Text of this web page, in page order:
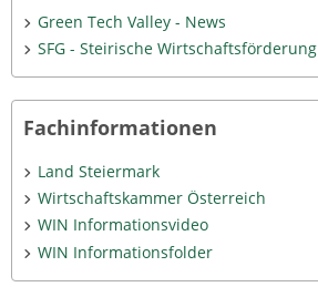
Green Tech Valley - News
SFG - Steirische Wirtschaftsförderung
Fachinformationen
Land Steiermark
Wirtschaftskammer Österreich
WIN Informationsvideo
WIN Informationsfolder